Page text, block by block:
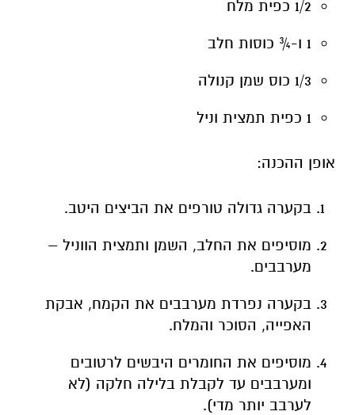
1/2 כפית מלח
1 ו-¾ כוסות חלב
1/3 כוס שמן קנולה
1 כפית תמצית וניל
אופן ההכנה:
בקערה גדולה טורפים את הביצים היטב.
מוסיפים את החלב, השמן ותמצית הווניל –
מערבבים.
בקערה נפרדת מערבבים את הקמח, אבקת
האפייה, הסוכר והמלח.
מוסיפים את החומרים היבשים לרטובים
ומערבבים עד לקבלת בלילה חלקה (לא
לערבב יותר מדי).